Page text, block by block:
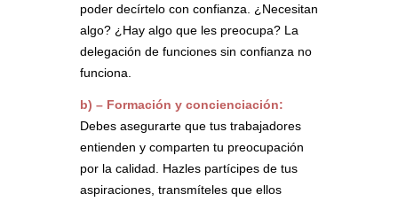
poder decírtelo con confianza. ¿Necesitan
algo? ¿Hay algo que les preocupa? La
delegación de funciones sin confianza no
funciona.
b) – Formación y concienciación:
Debes asegurarte que tus trabajadores
entienden y comparten tu preocupación
por la calidad. Hazles partícipes de tus
aspiraciones, transmíteles que ellos